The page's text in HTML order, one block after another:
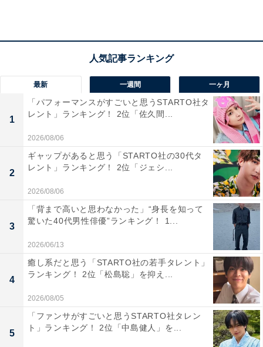
てくるので、住居費を除いた14万円程度が回答者の属性
に近い平均生活費ということになります。
回答者に、実家を出る予定について聞くと、「窮屈だか
ら、今年中に出る予定」とのこと。さらに、恋愛や結婚
願望は「恋愛願望はあるが、結婚願望はない」と話しま
した。
最新 一週間 一ヶ月
1
「パフォーマンスがすごいと思うSTARTO社タ
レント」ランキング！ 2位「佐久間...
2026/08/06
2
ギャップがあると思う「STARTO社の30代タ
レント」ランキング！ 2位「ジェシ...
2026/08/06
3
「背まで高いと思わなかった」“身長を知って
驚いた40代男性俳優”ランキング！ 1...
2026/06/13
4
癒し系だと思う「STARTO社の若手タレント」
ランキング！ 2位「松島聡」を抑え...
2026/08/05
5
「ファンサがすごいと思うSTARTO社タレン
ト」ランキング！ 2位「中島健人」を...